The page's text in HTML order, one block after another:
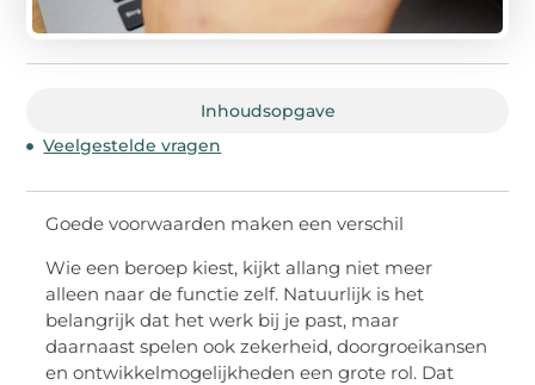
Inhoudsopgave
Veelgestelde vragen
Goede voorwaarden maken een verschil
Wie een beroep kiest, kijkt allang niet meer
alleen naar de functie zelf. Natuurlijk is het
belangrijk dat het werk bij je past, maar
daarnaast spelen ook zekerheid, doorgroeikansen
en ontwikkelmogelijkheden een grote rol. Dat